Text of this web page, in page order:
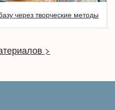
через творческие методы
>